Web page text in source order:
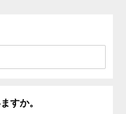
すか。